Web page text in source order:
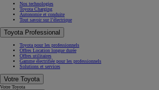
Nos technologies
Toyota Charging
Autonomie et conduite
Tout savoir sur l’électrique
Toyota Professional
Toyota pour les professionnels
Offres Location longue durée
Offres utilitaires
Gamme électrifiée pour les professionnels
Solutions et services
Votre Toyota
Votre Toyota